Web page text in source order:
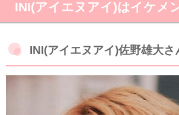
INI(アイエヌアイ)はイケメ
INI(アイエヌアイ)佐野雄大さ